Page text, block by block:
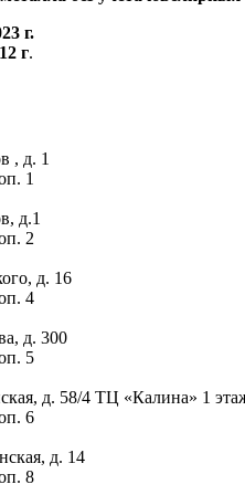
г.
г.
, д. 1
1
д.1
2
д. 16
4
д. 300
5
д. 58/4 ТЦ «Калина» 1
6
д. 14
8